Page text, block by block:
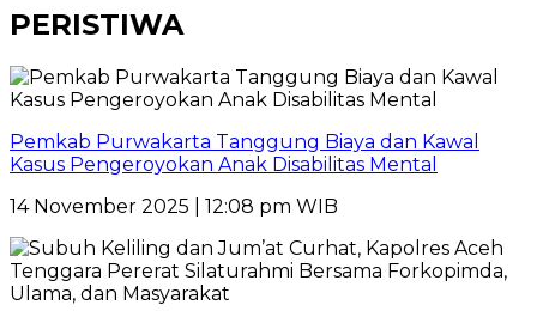
PERISTIWA
Pemkab Purwakarta Tanggung Biaya dan Kawal
Kasus Pengeroyokan Anak Disabilitas Mental
14 November 2025 | 12:08 pm WIB